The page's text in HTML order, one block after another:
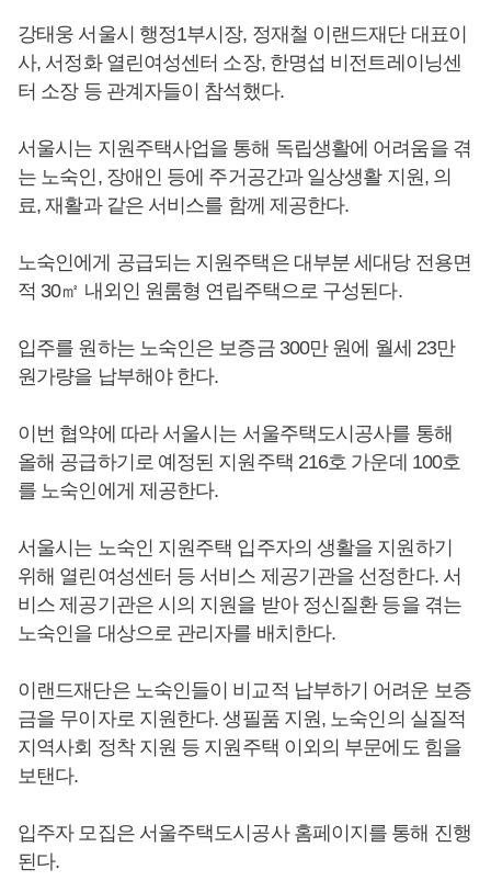
강태웅 서울시 행정1부시장, 정재철 이랜드재단 대표이
사, 서정화 열린여성센터 소장, 한명섭 비전트레이닝센
터 소장 등 관계자들이 참석했다.
서울시는 지원주택사업을 통해 독립생활에 어려움을 겪
는 노숙인, 장애인 등에 주거공간과 일상생활 지원, 의
료, 재활과 같은 서비스를 함께 제공한다.
노숙인에게 공급되는 지원주택은 대부분 세대당 전용면
적 30㎡ 내외인 원룸형 연립주택으로 구성된다.
입주를 원하는 노숙인은 보증금 300만 원에 월세 23만
원가량을 납부해야 한다.
이번 협약에 따라 서울시는 서울주택도시공사를 통해
올해 공급하기로 예정된 지원주택 216호 가운데 100호
를 노숙인에게 제공한다.
서울시는 노숙인 지원주택 입주자의 생활을 지원하기
위해 열린여성센터 등 서비스 제공기관을 선정한다. 서
비스 제공기관은 시의 지원을 받아 정신질환 등을 겪는
노숙인을 대상으로 관리자를 배치한다.
이랜드재단은 노숙인들이 비교적 납부하기 어려운 보증
금을 무이자로 지원한다. 생필품 지원, 노숙인의 실질적
지역사회 정착 지원 등 지원주택 이외의 부문에도 힘을
보탠다.
입주자 모집은 서울주택도시공사 홈페이지를 통해 진행
된다.